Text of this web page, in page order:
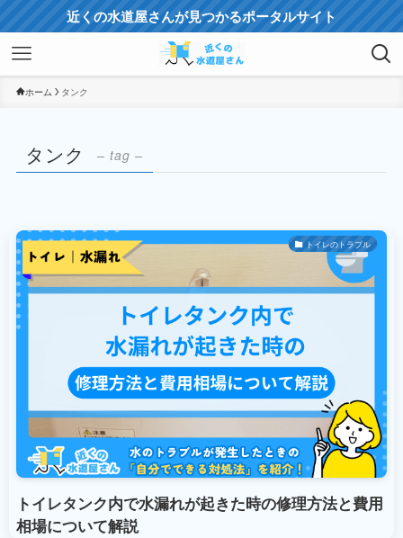
近くの水道屋さんが見つかるポータルサイト
ホーム タンク
タンク – tag –
トイレのトラブル
トイレタンク内で水漏れが起きた時の修理方法と費用
相場について解説